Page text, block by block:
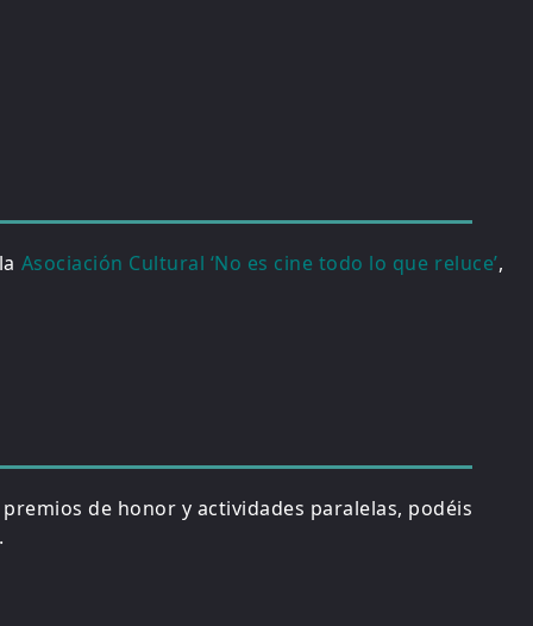
Asociación Cultural ‘No es cine todo lo que reluce’,
de honor y actividades paralelas, podéis